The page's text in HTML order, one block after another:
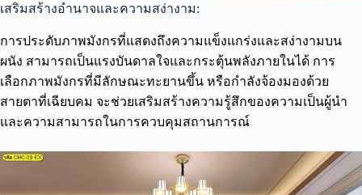
เสริมสร้างอำนาจและความสง่างาม:
การประดับภาพมังกรที่แสดงถึงความแข็งแกร่งและสง่างามบน
ผนัง สามารถเป็นแรงบันดาลใจและกระตุ้นพลังภายในได้ การ
เลือกภาพมังกรที่มีลักษณะทะยานขึ้น หรือกำลังจ้องมองด้วย
สายตาที่เฉียบคม จะช่วยเสริมสร้างความรู้สึกของความเป็นผู้นำ
และความสามารถในการควบคุมสถานการณ์